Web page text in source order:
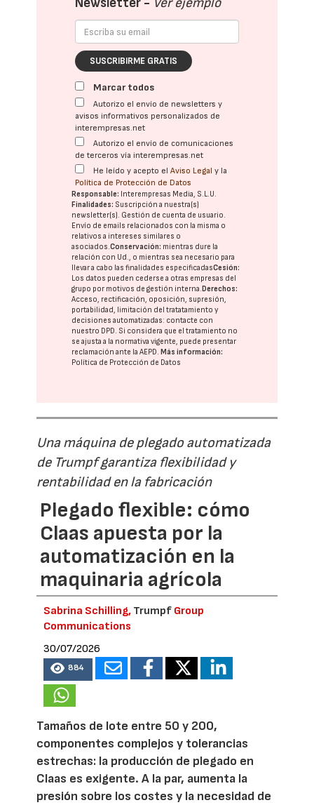
Newsletter - Ver ejemplo
SUSCRIBIRME GRATIS
Marcar todos
Autorizo el envío de newsletters y
avisos informativos personalizados de
interempresas.net
Autorizo el envío de comunicaciones
de terceros vía interempresas.net
He leído y acepto elAviso Legal y la
Política de Protección de Datos
Responsable: Interempresas Media, S.L.U.
Finalidades: Suscripción a nuestra(s)
newsletter(s). Gestión de cuenta de usuario.
Envío de emails relacionados con la misma o
relativos a intereses similares o
asociados.Conservación: mientras dure la
relación con Ud., o mientras sea necesario para
llevar a cabo las finalidades especificadasCesión:
Los datos pueden cederse a otras empresas del
grupo por motivos de gestión interna. Derechos:
Acceso, rectificación, oposición, supresión,
portabilidad, limitación del tratatamiento y
decisiones automatizadas: contacte con
nuestro DPD. Si considera que el tratamiento no
se ajusta a la normativa vigente, puede presentar
reclamación ante laAEPD. Más información:
Política de Protección de Datos
Una máquina de plegado automatizada
de Trumpf garantiza flexibilidad y
rentabilidad en la fabricación
Plegado flexible: cómo
Claas apuesta por la
automatización en la
maquinaria agrícola
Sabrina Schilling, Trumpf Group
Communications
30/07/2026
884
Tamaños de lote entre 50 y 200,
componentes complejos y tolerancias
estrechas: la producción de plegado en
Claas es exigente. A la par, aumenta la
presión sobre los costes y la necesidad de